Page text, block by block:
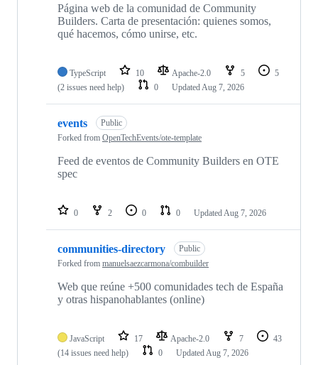
repositoriesPágina web de la comunidad de Community
Builders. Carta de presentación: quienes somos,
qué hacemos, cómo unirse, etc.
TypeScript 10 Apache-2.0 5
5
(2 issues need help)
0 UpdatedAug 7, 2026
events
Public
Forked from OpenTechEvents/ote-template
Feed de eventos de Community Builders en OTE
spec
0 2 0 0 UpdatedAug 7, 2026
communities-directory
Public
Forked from manuelsaezcarmona/combuilder
Web que reúne +500 comunidades tech de España
y otras hispanohablantes (online)
JavaScript 17 Apache-2.0 7
43
(14 issues need help)
0 UpdatedAug 7, 2026